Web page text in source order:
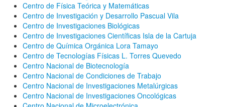
Centro de Física Teórica y Matemáticas
Centro de Investigación y Desarrollo Pascual Vila
Centro de Investigaciones Biológicas
Centro de Investigaciones Científicas Isla de la Cartuja
Centro de Química Orgánica Lora Tamayo
Centro de Tecnologías Físicas L. Torres Quevedo
Centro Nacional de Biotecnología
Centro Nacional de Condiciones de Trabajo
Centro Nacional de Investigaciones Metalúrgicas
Centro Nacional de Investigaciones Oncológicas